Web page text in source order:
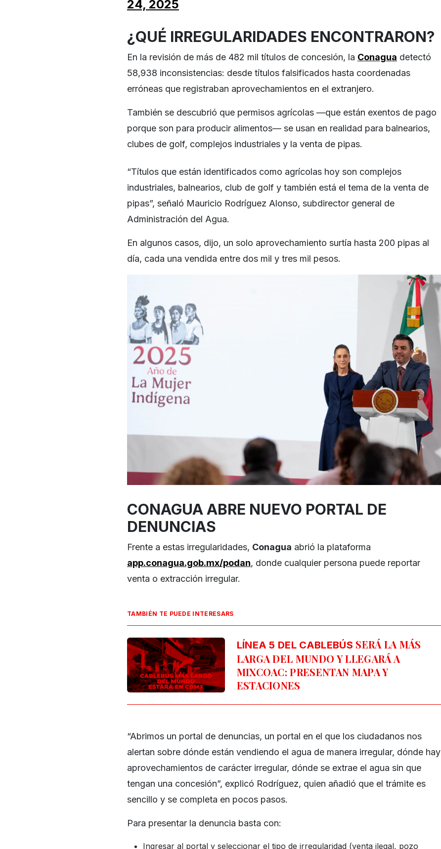
24, 2025
¿QUÉ IRREGULARIDADES ENCONTRARON?
En la revisión de más de 482 mil títulos de concesión, la Conagua detectó
58,938 inconsistencias: desde títulos falsificados hasta coordenadas
erróneas que registraban aprovechamientos en el extranjero.
También se descubrió que permisos agrícolas —que están exentos de pago
porque son para producir alimentos— se usan en realidad para balnearios,
clubes de golf, complejos industriales y la venta de pipas.
“Títulos que están identificados como agrícolas hoy son complejos
industriales, balnearios, club de golf y también está el tema de la venta de
pipas”, señaló Mauricio Rodríguez Alonso, subdirector general de
Administración del Agua.
En algunos casos, dijo, un solo aprovechamiento surtía hasta 200 pipas al
día, cada una vendida entre dos mil y tres mil pesos.
CONAGUA ABRE NUEVO PORTAL DE
DENUNCIAS
Frente a estas irregularidades, Conagua abrió la plataforma
app.conagua.gob.mx/podan, donde cualquier persona puede reportar
venta o extracción irregular.
TAMBIÉN TE PUEDE INTERESARS
LÍNEA 5 DEL CABLEBÚS SERÁ LA MÁS
LARGA DEL MUNDO Y LLEGARÁ A
MIXCOAC: PRESENTAN MAPA Y
ESTACIONES
“Abrimos un portal de denuncias, un portal en el que los ciudadanos nos
alertan sobre dónde están vendiendo el agua de manera irregular, dónde hay
aprovechamientos de carácter irregular, dónde se extrae el agua sin que
tengan una concesión”, explicó Rodríguez, quien añadió que el trámite es
sencillo y se completa en pocos pasos.
Para presentar la denuncia basta con:
Ingresar al portal y seleccionar el tipo de irregularidad (venta ilegal, pozo